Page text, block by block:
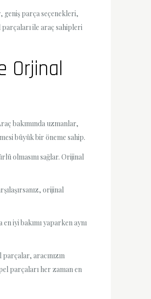
geniş parça seçenekleri,
ile araç sahipleri
Orjinal
bakımında uzmanlar,
büyük bir öneme sahip.
olmasını sağlar. Orijinal
orijinal
iyi bakımı yaparken aynı
aracınızın
parçaları her zaman en